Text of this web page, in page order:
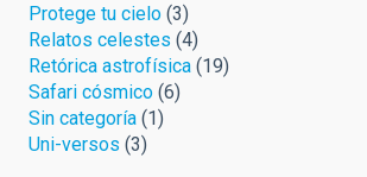
Protege tu cielo (3)
Relatos celestes (4)
Retórica astrofísica (19)
Safari cósmico (6)
Sin categoría (1)
Uni-versos (3)